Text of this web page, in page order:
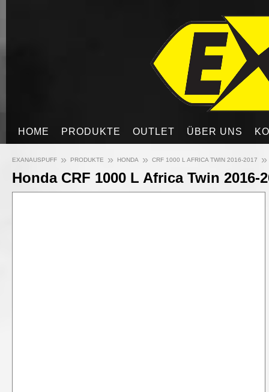
HOME PRODUKTE OUTLET ÜBER UNS
EXANAUSPUFF » PRODUKTE » HONDA » CRF 1000 L AFRICA TWIN 2016-2017 »
Honda CRF 1000 L Africa Twin